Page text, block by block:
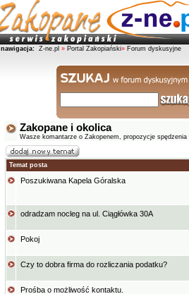
nawigacja: Z-ne.pl » Portal Zakopiański» Forum dyskusyjne
Zakopane i okolica
Wasze komantarze o Zakopenem, propozycje
Temat posta
Poszukiwana Kapela Góralska
odradzam nocleg na ul. Ciągłówka 30A
Pokoj
Czy to dobra firma do rozliczania podatku?
Prośba o możliwość kontaktu.